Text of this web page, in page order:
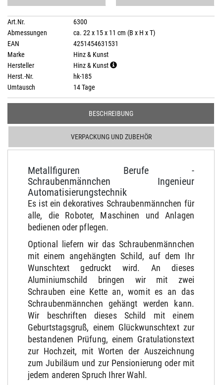
Art.Nr.
6300
Abmessungen
ca. 22 x 15 x 11 cm (B x H x T)
EAN
4251454631531
Marke
Hinz & Kunst
Hersteller
Hinz & Kunst
Herst.-Nr.
hk-185
Umtausch
14 Tage
BESCHREIBUNG
VERPACKUNG UND ZUBEHÖR
Metallfiguren Berufe -
Schraubenmännchen Ingenieur
Automatisierungstechnik
Es ist ein dekoratives Schraubenmännchen für
alle, die Roboter, Maschinen und Anlagen
bedienen oder pflegen.
Optional liefern wir das Schraubenmännchen
mit einem angehängten Schild, auf dem Ihr
Wunschtext gedruckt wird. An dieses
Aluminiumschild bringen wir mit zwei
Schrauben eine Kette an, womit es an das
Schraubenmännchen gehängt werden kann.
Wir beschriften dieses Schild mit einem
Geburtstagsgruß, einem Glückwunschtext zur
bestandenen Prüfung, einem Gratulationstext
zur Hochzeit, mit Worten der Auszeichnung
zum Jubiläum und zur Pensionierung oder mit
jedem anderen Spruch Ihrer Wahl.